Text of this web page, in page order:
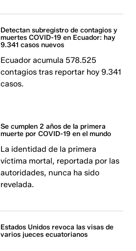
Detectan subregistro de contagios y
muertes COVID-19 en Ecuador: hay
9.341 casos nuevos
Ecuador acumula 578.525
contagios tras reportar hoy 9.341
casos.
Se cumplen 2 años de la primera
muerte por COVID-19 en el mundo
La identidad de la primera
víctima mortal, reportada por las
autoridades, nunca ha sido
revelada.
Estados Unidos revoca las visas de
varios jueces ecuatorianos